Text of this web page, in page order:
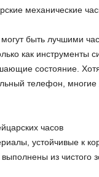
быть лучшими
как инструменты
состояние.
телефон,
часов
устойчивые к
из чистого